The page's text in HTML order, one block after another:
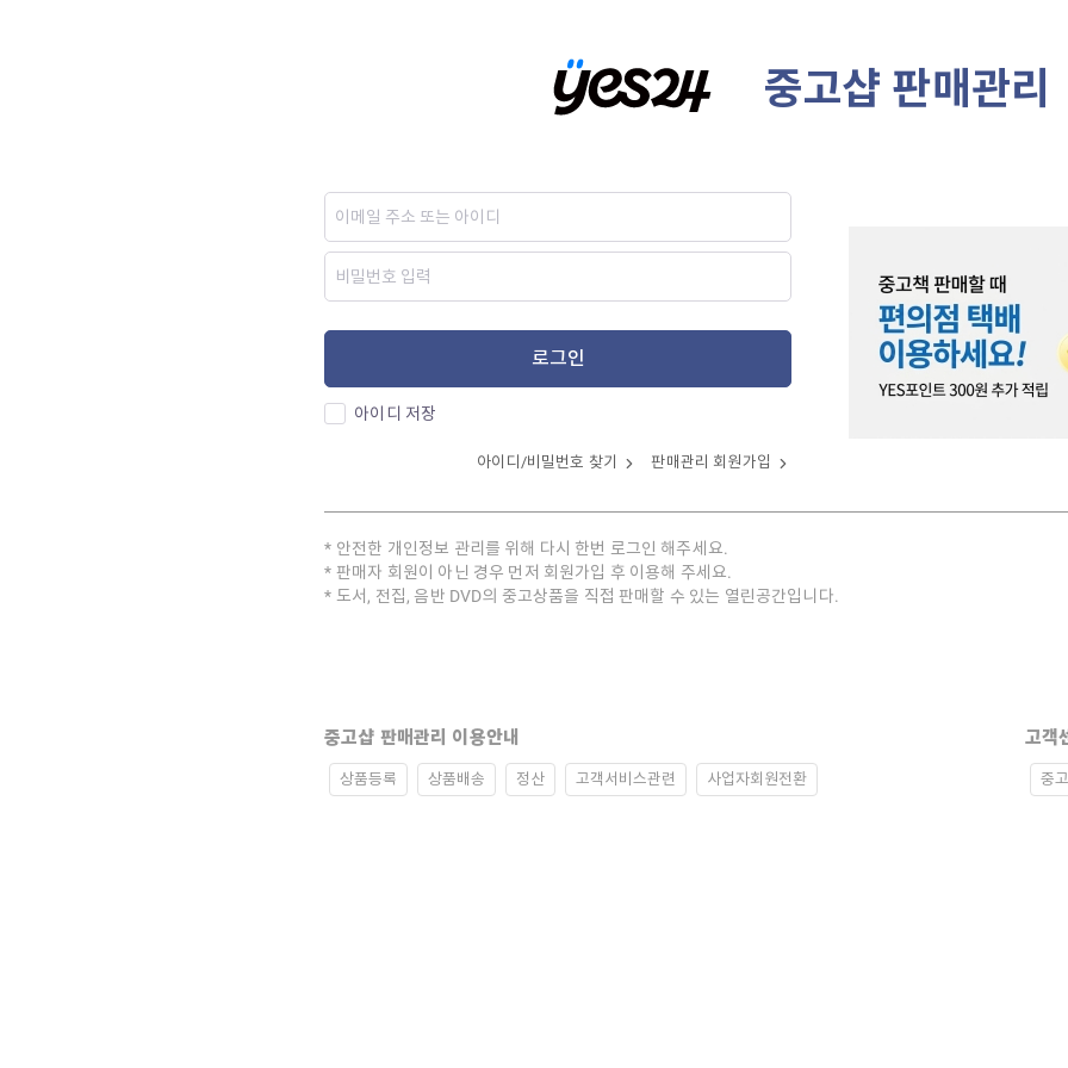
중고샵 판매관리
로그인
아이디 저장
아이디/비밀번호 찾기 판매관리 회원가입
안전한 개인정보 관리를 위해 다시 한번 로그인 해주세요.
판매자 회원이 아닌 경우 먼저 회원가입 후 이용해 주세요.
도서, 전집, 음반 DVD의 중고상품을 직접 판매할 수 있는 열린공간입니다.
중고샵 판매관리 이용안내
상품등록 상품배송 정산 고객서비스관련 사업자회원전환
고객
중